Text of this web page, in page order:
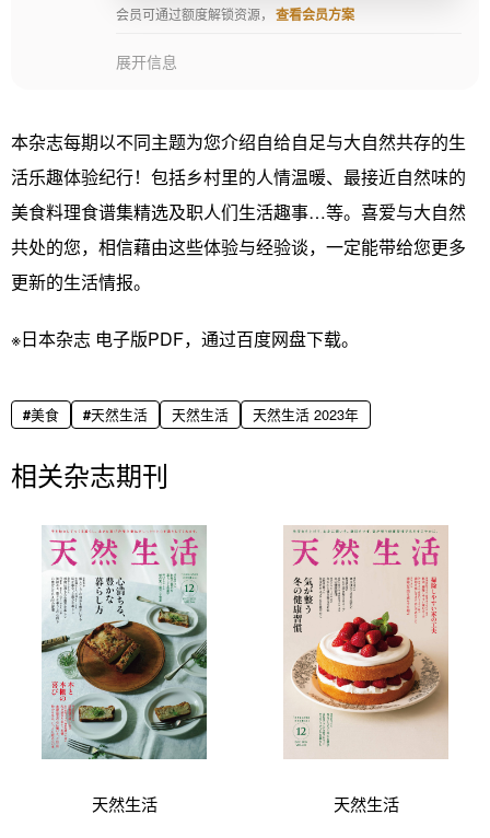
会员可通过额度解锁资源， 查看会员方案
展开信息
本杂志每期以不同主题为您介绍自给自足与大自然共存的生
活乐趣体验纪行！包括乡村里的人情温暖、最接近自然味的
美食料理食谱集精选及职人们生活趣事…等。喜爱与大自然
共处的您，相信藉由这些体验与经验谈，一定能带给您更多
更新的生活情报。
※日本杂志 电子版PDF，通过百度网盘下载。
美食 天然生活 天然生活 天然生活 2023年
相关杂志期刊
天然生活 天然生活